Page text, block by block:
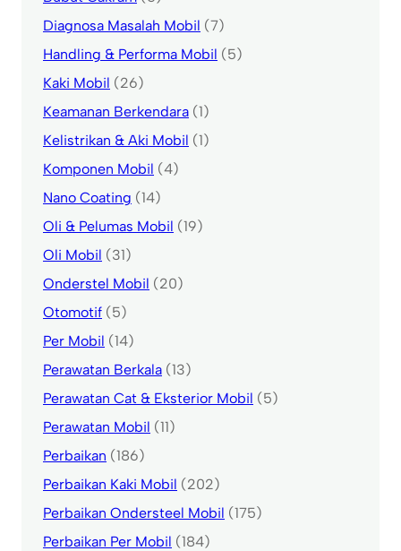
Diagnosa Masalah Mobil (7)
Handling & Performa Mobil (5)
Kaki Mobil (26)
Keamanan Berkendara (1)
Kelistrikan & Aki Mobil (1)
Komponen Mobil (4)
Nano Coating (14)
Oli & Pelumas Mobil (19)
Oli Mobil (31)
Onderstel Mobil (20)
Otomotif (5)
Per Mobil (14)
Perawatan Berkala (13)
Perawatan Cat & Eksterior Mobil (5)
Perawatan Mobil (11)
Perbaikan (186)
Perbaikan Kaki Mobil (202)
Perbaikan Ondersteel Mobil (175)
Perbaikan Per Mobil (184)